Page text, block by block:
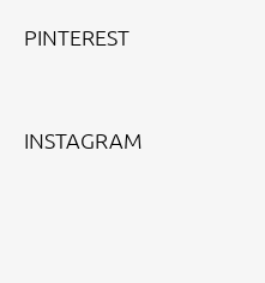
PINTEREST
INSTAGRAM